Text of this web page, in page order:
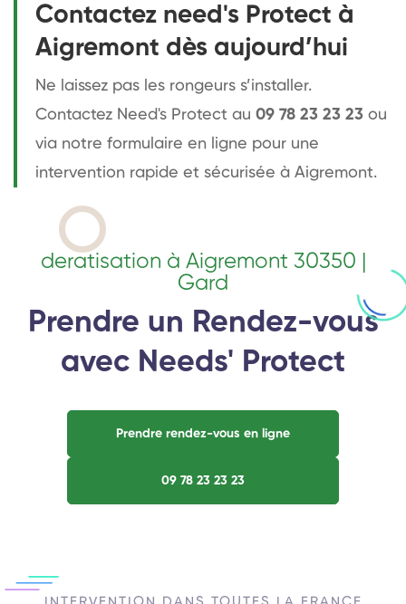
Contactez need's Protect à
Aigremont dès aujourd’hui
Ne laissez pas les rongeurs s’installer.
Contactez Need's Protect au 09 78 23 23 23 ou
via notre formulaire en ligne pour une
intervention rapide et sécurisée à Aigremont.
deratisation à Aigremont 30350 |
Gard
Prendre un Rendez-vous
avec Needs' Protect
Prendre rendez-vous en ligne
09 78 23 23 23